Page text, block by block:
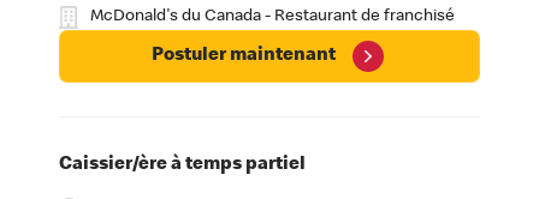
McDonald's du Canada - Restaurant de franchisé
Postuler maintenant
Caissier/ère à temps partiel